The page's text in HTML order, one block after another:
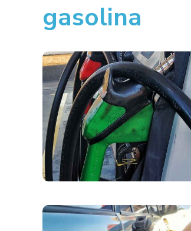
gasolina